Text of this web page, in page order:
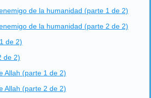
de la humanidad (parte 1 de 2)
de la humanidad (parte 2 de 2)
de 2)
de 2)
Allah (parte 1 de 2)
Allah (parte 2 de 2)